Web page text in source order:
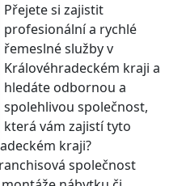
Přejete si zajistit
profesionální a rychlé
řemeslné službyv
Královéhradeckém kraji a
hledáte odbornou a
spolehlivou společnost,
která vám zajistí tyto
kraji?
společnost